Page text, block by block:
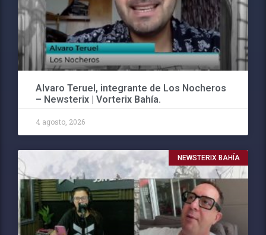
Alvaro Teruel, integrante de Los Nocheros
– Newsterix | Vorterix Bahía.
4 agosto, 2026
NEWSTERIX BAHÍA